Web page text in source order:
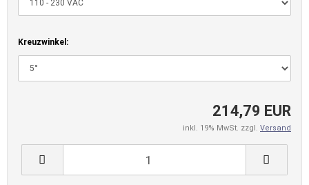
Kreuzwinkel:
214,79 EUR
inkl. 19% MwSt. zzgl. Versand